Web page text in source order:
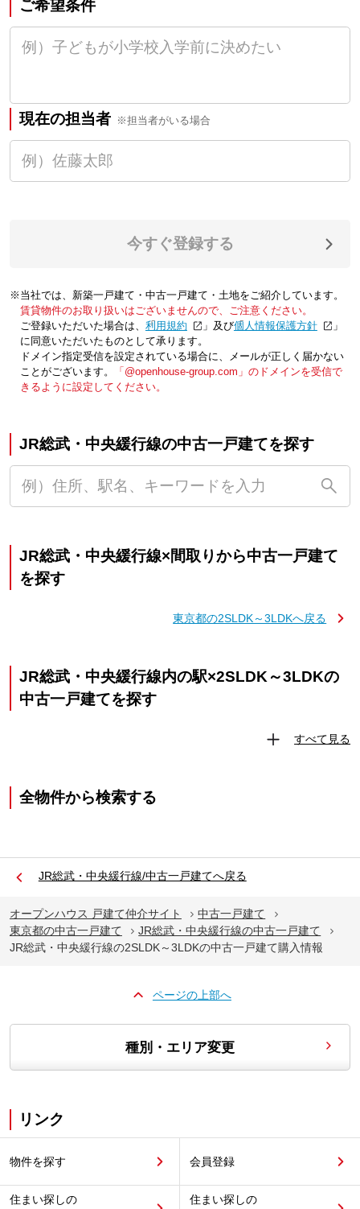
ご希望条件
現在の担当者 ※担当者がいる場合
今すぐ登録する
※当社では、新築一戸建て・中古一戸建て・土地をご紹介しています。
賃貸物件のお取り扱いはございませんので、ご注意ください。
ご登録いただいた場合は、「利用規約 」及び「個人情報保護方針
」
に同意いただいたものとして承ります。
ドメイン指定受信を設定されている場合に、メールが正しく届かない
ことがございます。
「@openhouse-group.com」のドメインを受信で
きるように設定してください。
JR総武・中央緩行線の中古一戸建てを探す
JR総武・中央緩行線×間取りから中古一戸建て
を探す
東京都の2SLDK～3LDKへ戻る
JR総武・中央緩行線内の駅×2SLDK～3LDKの
中古一戸建てを探す
すべて見る
全物件から検索する
JR総武・中央緩行線/中古一戸建てへ戻る
オープンハウス 戸建て仲介サイト
中古一戸建て
東京都の中古一戸建て
JR総武・中央緩行線の中古一戸建て
JR総武・中央緩行線の2SLDK～3LDKの中古一戸建て購入情報
ページの上部へ
種別・エリア変更
リンク
物件を探す 会員登録
住まい探しの
住まい探しの